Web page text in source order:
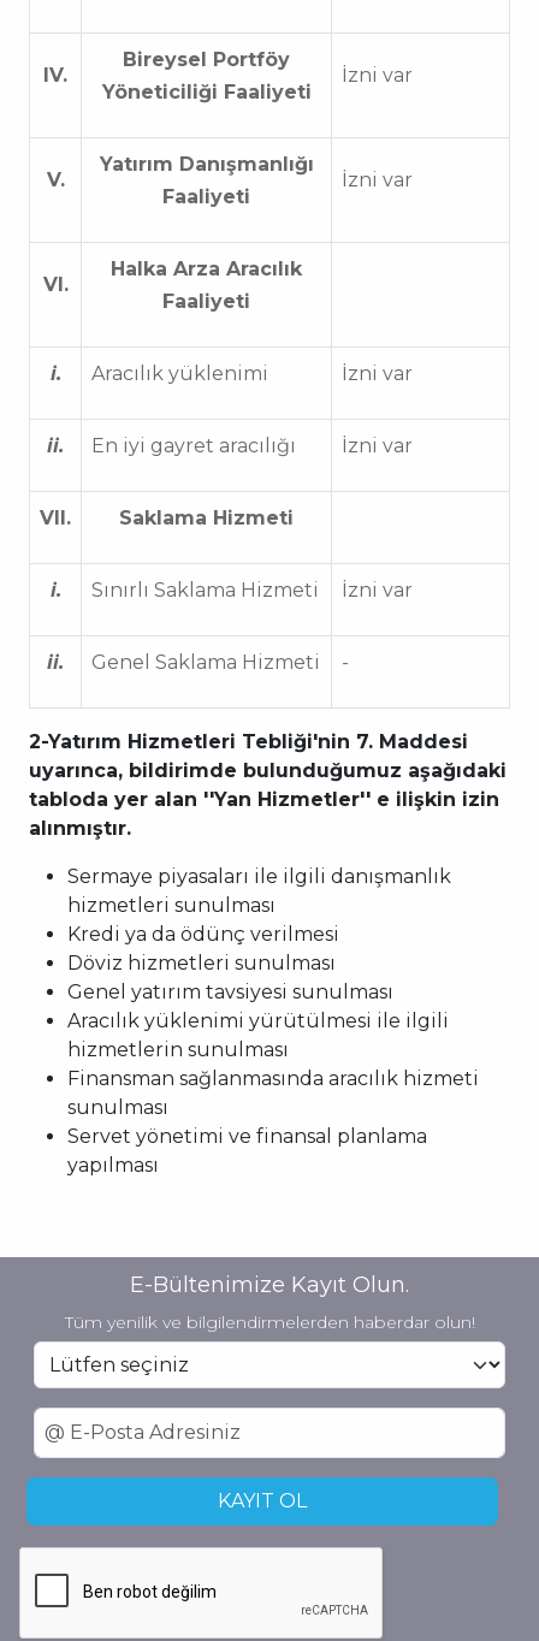
IV.
Bireysel Portföy
Yöneticiliği Faaliyeti
İzni var
V.
Yatırım Danışmanlığı
Faaliyeti
İzni var
VI.
Halka Arza Aracılık
Faaliyeti
i. Aracılık yüklenimi İzni var
ii. En iyi gayret aracılığı İzni var
VII. Saklama Hizmeti
i. Sınırlı Saklama Hizmeti İzni var
ii. Genel Saklama Hizmeti -
2-Yatırım Hizmetleri Tebliği'nin 7. Maddesi
uyarınca, bildirimde bulunduğumuz aşağıdaki
tabloda yer alan ''Yan Hizmetler'' e ilişkin izin
alınmıştır.
Sermaye piyasaları ile ilgili danışmanlık
hizmetleri sunulması
Kredi ya da ödünç verilmesi
Döviz hizmetleri sunulması
Genel yatırım tavsiyesi sunulması
Aracılık yüklenimi yürütülmesi ile ilgili
hizmetlerin sunulması
Finansman sağlanmasında aracılık hizmeti
sunulması
Servet yönetimi ve finansal planlama
yapılması
E-Bültenimize Kayıt Olun.
Tüm yenilik ve bilgilendirmelerden haberdar olun!